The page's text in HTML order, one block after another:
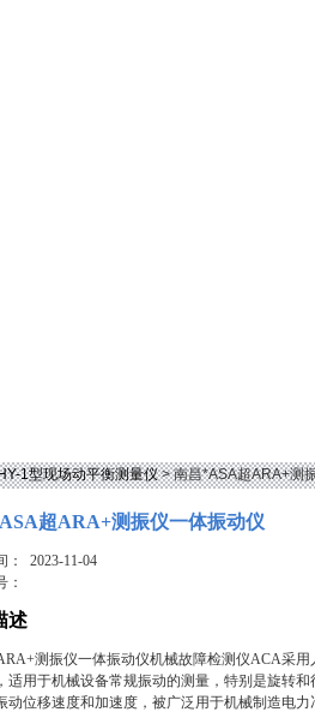
1型现场动平衡测量仪> 南昌*ASA超ARA+测
超ARA+测振仪一体振动仪
： 2023-11-04
：
述
测振仪一体振动仪机械故障检测仪ACA采
适用于机械设备常规振动的测量，特别是旋转和
动位移速度和加速度，被广泛用于机械制造电